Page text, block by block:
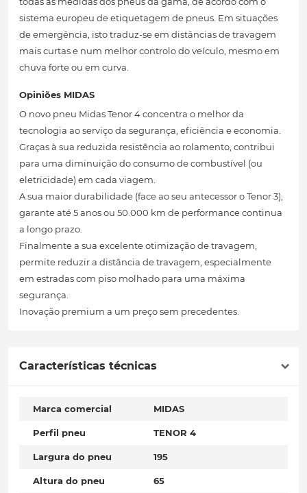
sistema europeu de etiquetagem de pneus. Em situações
de emergência, isto traduz-se em distâncias de travagem
mais curtas e num melhor controlo do veículo, mesmo em
chuva forte ou em curva.
Opiniões MIDAS
O novo pneu Midas Tenor 4 concentra o melhor da
tecnologia ao serviço da segurança, eficiência e economia.
Graças à sua reduzida resistência ao rolamento, contribui
para uma diminuição do consumo de combustível (ou
eletricidade) em cada viagem.
A sua maior durabilidade (face ao seu antecessor o Tenor 3),
garante até 5 anos ou 50.000 km de performance continua
a longo prazo.
Finalmente a sua excelente otimização de travagem,
permite reduzir a distância de travagem, especialmente
em estradas com piso molhado para uma máxima
segurança.
Inovação premium a um preço sem precedentes.
Características técnicas
Marca comercial MIDAS
Perfil pneu TENOR 4
Largura do pneu 195
Altura do pneu 65